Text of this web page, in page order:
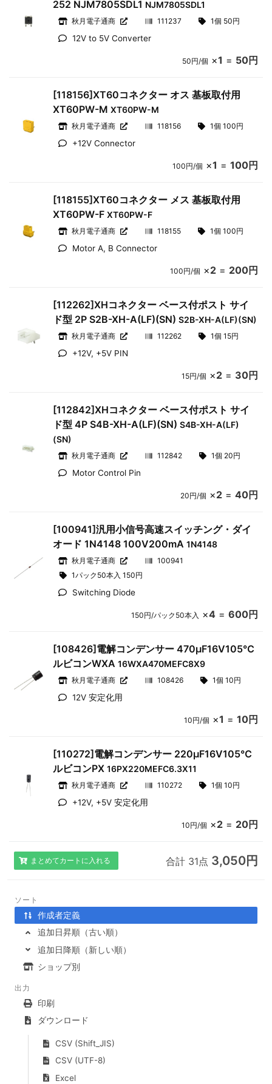
252 NJM7805SDL1 NJM7805SDL1
秋月電子通商 111237 1個 50円
12V to 5V Converter
50円/個 ×1 = 50円
[118156]XT60コネクター オス 基板取付用
XT60PW-MXT60PW-M
秋月電子通商 118156 1個 100円
+12V Connector
100円/個 ×1 = 100円
[118155]XT60コネクター メス 基板取付用
XT60PW-FXT60PW-F
秋月電子通商 118155 1個 100円
Motor A, B Connector
100円/個 ×2= 200円
[112262]XHコネクター ベース付ポスト サイ
ド型 2P S2B-XH-A(LF)(SN)S2B-XH-A(LF)(SN)
秋月電子通商 112262 1個 15円
+12V, +5V PIN
15円/個 ×2= 30円
[112842]XHコネクター ベース付ポスト サイ
ド型 4P S4B-XH-A(LF)(SN)S4B-XH-A(LF)
(SN)
秋月電子通商 112842 1個 20円
Motor Control Pin
20円/個 ×2= 40円
[100941]汎用小信号高速スイッチング・ダイ
オード 1N4148 100V200mA1N4148
秋月電子通商
100941
1パック50本入 150円
Switching Diode
150円/パック50本入 ×4= 600円
[108426]電解コンデンサー 470μF16V105℃
ルビコンWXA16WXA470MEFC8X9
秋月電子通商 108426 1個 10円
12V 安定化用
10円/個 ×1 = 10円
[110272]電解コンデンサー 220μF16V105℃
ルビコンPX16PX220MEFC6.3X11
秋月電子通商 110272 1個 10円
+12V, +5V 安定化用
10円/個 ×2= 20円
まとめてカートに入れる 合計 31点 3,050円
ソート
作成者定義
追加日昇順（古い順）
追加日降順（新しい順）
ショップ別
出力
印刷
ダウンロード
CSV (Shift_JIS)
CSV (UTF-8)
Excel